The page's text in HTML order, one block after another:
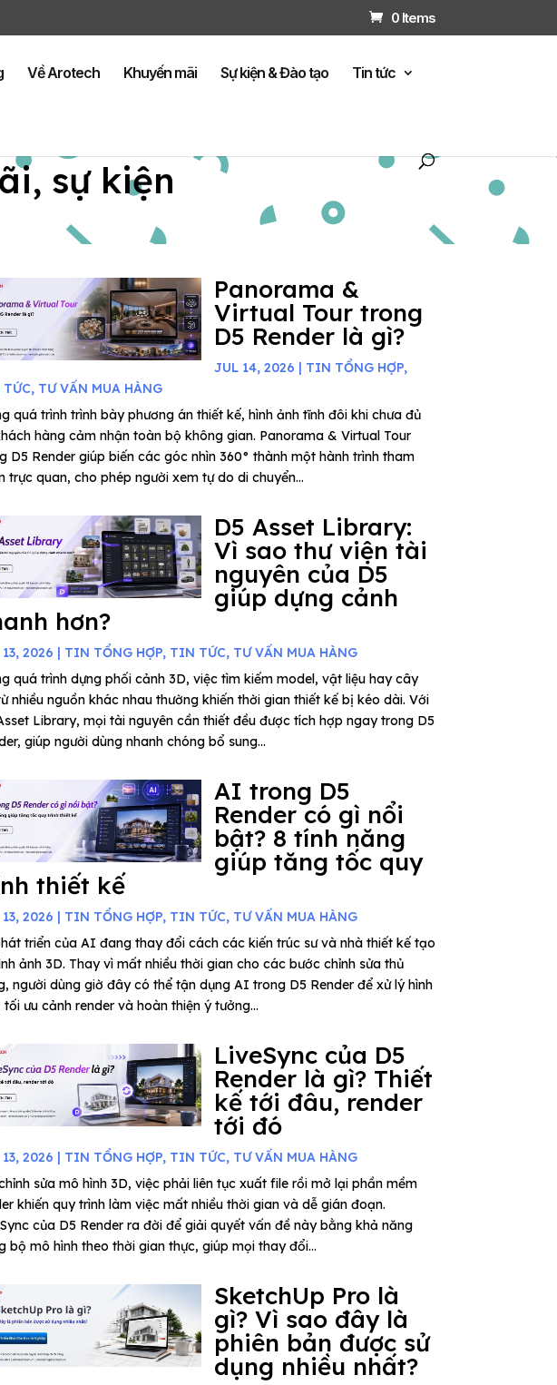
0 Items
Về Arotech Khuyến mãi Sự kiện & Đào tạo Tin tức
sự kiện
Panorama &
Virtual Tour trong
D5 Render là gì?
JUL 14, 2026 | TIN TỔNG HỢP,
, TƯ VẤN MUA HÀNG
quá trình trình bày phương án thiết kế, hình ảnh tĩnh đôi khi chưa đủ
hàng cảm nhận toàn bộ không gian. Panorama & Virtual Tour
D5 Render giúp biến các góc nhìn 360° thành một hành trình tham
trực quan, cho phép người xem tự do di chuyển...
D5 Asset Library:
Vì sao thư viện tài
nguyên của D5
giúp dựng cảnh
hơn?
2026 | TIN TỔNG HỢP, TIN TỨC, TƯ VẤN MUA HÀNG
quá trình dựng phối cảnh 3D, việc tìm kiếm model, vật liệu hay cây
nhiều nguồn khác nhau thường khiến thời gian thiết kế bị kéo dài. Với
Library, mọi tài nguyên cần thiết đều được tích hợp ngay trong D5
giúp người dùng nhanh chóng bổ sung...
AI trong D5
Render có gì nổi
bật? 8 tính năng
giúp tăng tốc quy
thiết kế
2026 | TIN TỔNG HỢP, TIN TỨC, TƯ VẤN MUA HÀNG
triển của AI đang thay đổi cách các kiến trúc sư và nhà thiết kế tạo
ảnh 3D. Thay vì mất nhiều thời gian cho các bước chỉnh sửa thủ
người dùng giờ đây có thể tận dụng AI trong D5 Render để xử lý hình
tối ưu cảnh render và hoàn thiện ý tưởng...
LiveSync của D5
Render là gì? Thiết
kế tới đâu, render
tới đó
2026 | TIN TỔNG HỢP, TIN TỨC, TƯ VẤN MUA HÀNG
sửa mô hình 3D, việc phải liên tục xuất file rồi mở lại phần mềm
khiến quy trình làm việc mất nhiều thời gian và dễ gián đoạn.
của D5 Render ra đời để giải quyết vấn đề này bằng khả năng
bộ mô hình theo thời gian thực, giúp mọi thay đổi...
SketchUp Pro là
gì? Vì sao đây là
phiên bản được sử
dụng nhiều nhất?